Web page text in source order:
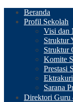
Beranda
Profil Sekolah
Visi dan
Struktur
Struktur
Komite
Prestasi
Sarana
Direktori Guru